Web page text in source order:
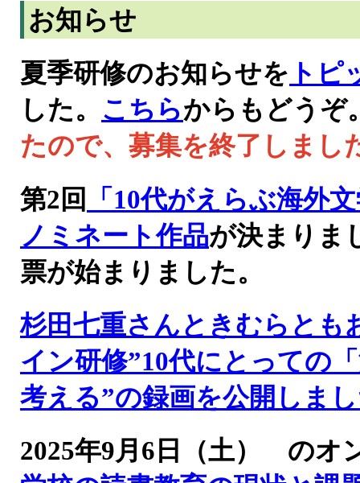
お知らせ
夏季研修のお知らせを トピ
した。 こちらからもどうぞ
たので、募集を終了しまし
第2回
「10代がえらぶ海外
ノミネート作品が決まりま
票が始まりました。
杉田七重さんときむらとも
イン研修”10代にとっての
考える”の録画を公開しま
2025年9月6日（土） の